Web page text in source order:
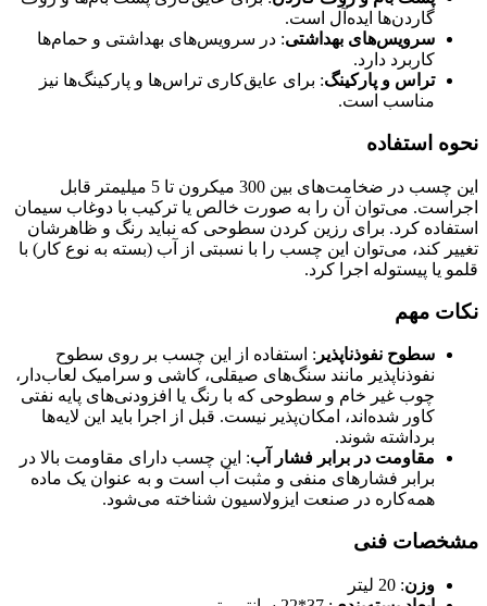
گاردن‌ها ایده‌آل است.
سرویس‌های بهداشتی: در سرویس‌های بهداشتی و حمام‌ها
کاربرد دارد.
تراس و پارکینگ: برای عایق‌کاری تراس‌ها و پارکینگ‌ها نیز
مناسب است.
نحوه استفاده
این چسب در ضخامت‌های بین 300 میکرون تا 5 میلیمتر قابل
اجراست. می‌توان آن را به صورت خالص یا ترکیب با دوغاب سیمان
استفاده کرد. برای رزین کردن سطوحی که نباید رنگ و ظاهرشان
تغییر کند، می‌توان این چسب را با نسبتی از آب (بسته به نوع کار) با
قلمو یا پیستوله اجرا کرد.
نکات مهم
سطوح نفوذناپذیر : استفاده از این چسب بر روی سطوح
نفوذناپذیر مانند سنگ‌های صیقلی، کاشی و سرامیک لعاب‌دار،
چوب غیر خام و سطوحی که با رنگ یا افزودنی‌های پایه نفتی
کاور شده‌اند، امکان‌پذیر نیست. قبل از اجرا باید این لایه‌ها
برداشته شوند.
مقاومت در برابر فشار آب: این چسب دارای مقاومت بالا در
برابر فشارهای منفی و مثبت آب است و به عنوان یک ماده
همه‌کاره در صنعت ایزولاسیون شناخته می‌شود.
مشخصات فنی
وزن: 20 لیتر